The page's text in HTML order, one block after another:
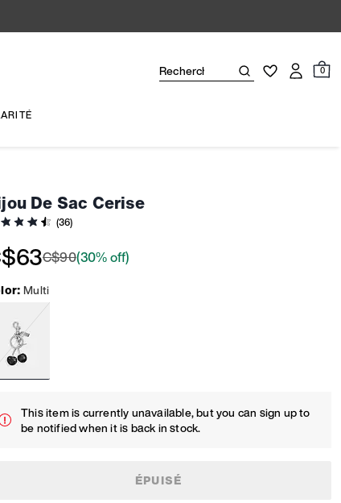
0
De Sac Cerise
(36)
C$90(30% off)
Multi
This item is currently unavailable, but you can sign up to
be notified when it is back in stock.
ÉPUISÉ